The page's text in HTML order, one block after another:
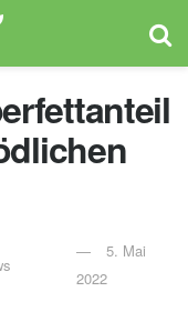
5. Mai
2022